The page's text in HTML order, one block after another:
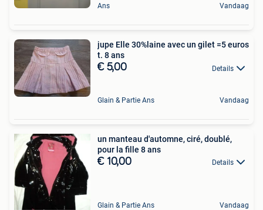
Ans Vandaag
jupe Elle 30%laine avec un gilet =5 euros
t. 8 ans
€ 5,00 Details
Glain & Partie Ans Vandaag
un manteau d'automne, ciré, doublé,
pour la fille 8 ans
€ 10,00 Details
Glain & Partie Ans Vandaag